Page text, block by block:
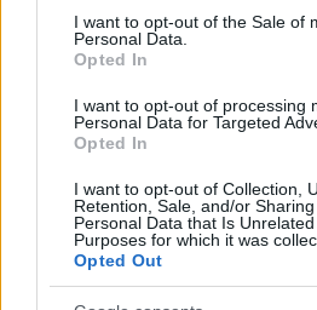
consent section.
I want to opt-out of the Sale of
Personal Data.
Opted In
I want to opt-out of processing
Personal Data for Targeted
Opted In
I want to opt-out of Collection,
Retention, Sale, and/or
Personal Data that Is
Purposes for which it was
Opted Out
Il film su Gilles Villeneuve
Audi Nuvolari: prestazioni,
nuova supercar ibrida
Fondi garantiti per i Gran
milioni per il 2026
4
F1 2026: Sainz valuta il futuro
stagione deludente